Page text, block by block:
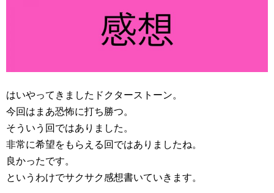
はいやってきましたドクターストーン。
今回はまあ恐怖に打ち勝つ。
そういう回ではありました。
非常に希望をもらえる回ではありましたね。
良かったです。
というわけでサクサク感想書いていきます。